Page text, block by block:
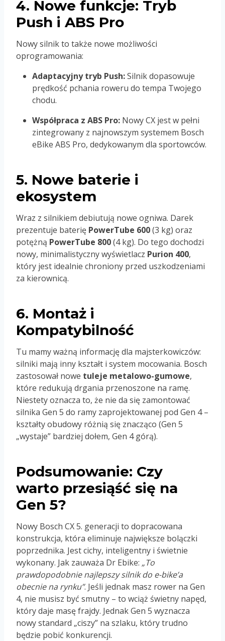
4. Nowe funkcje: Tryb
Push i ABS Pro
Nowy silnik to także nowe możliwości
oprogramowania:
Adaptacyjny tryb Push:Silnik dopasowuje
prędkość pchania roweru do tempa Twojego
chodu.
Współpraca z ABS Pro: Nowy CX jest w pełni
zintegrowany z najnowszym systemem Bosch
eBike ABS Pro, dedykowanym dla sportowców.
5. Nowe baterie i
ekosystem
Wraz z silnikiem debiutują nowe ogniwa. Darek
prezentuje baterię PowerTube 600(3 kg) oraz
potężną PowerTube 800(4 kg). Do tego dochodzi
nowy, minimalistyczny wyświetlacz Purion 400,
który jest idealnie chroniony przed uszkodzeniami
za kierownicą.
6. Montaż i
Kompatybilność
Tu mamy ważną informację dla majsterkowiczów:
silniki mają inny kształt i system mocowania. Bosch
zastosował nowe tuleje metalowo-gumowe,
które redukują drgania przenoszone na ramę.
Niestety oznacza to, że nie da się zamontować
silnika Gen 5 do ramy zaprojektowanej pod Gen 4 –
kształty obudowy różnią się znacząco (Gen 5
„wystaje” bardziej dołem, Gen 4 górą).
Podsumowanie: Czy
warto przesiąść się na
Gen 5?
Nowy Bosch CX 5. generacji to dopracowana
konstrukcja, która eliminuje największe bolączki
poprzednika. Jest cichy, inteligentny i świetnie
wykonany. Jak zauważa Dr Ebike: „To
prawdopodobnie najlepszy silnik do e-bike’a
obecnie na rynku”. Jeśli jednak masz rower na Gen
4, nie musisz być smutny – to wciąż świetny napęd,
który daje masę frajdy. Jednak Gen 5 wyznacza
nowy standard „ciszy” na szlaku, który trudno
będzie pobić konkurencji.